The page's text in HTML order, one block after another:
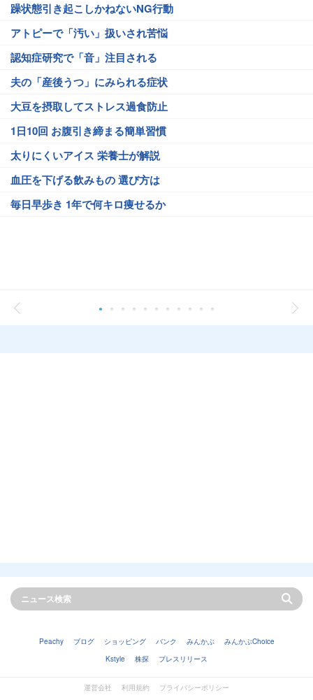
躁状態引き起こしかねないNG行動
アトピーで「汚い」扱いされ苦悩
認知症研究で「音」注目される
夫の「産後うつ」にみられる症状
大豆を摂取してストレス過食防止
1日10回 お腹引き締まる簡単習慣
太りにくいアイス 栄養士が解説
血圧を下げる飲みもの 選び方は
毎日早歩き 1年で何キロ痩せるか
Peachy ブログ ショッピング バンク みんかぶ
みんかぶChoice
Kstyle
株探 プレスリリース
運営会社 利用規約 プライバシーポリシー